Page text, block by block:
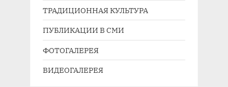
з
а
п
и
с
ь
ТРАДИЦИОННАЯ КУЛЬТУРА
ПУБЛИКАЦИИ В СМИ
ФОТОГАЛЕРЕЯ
ВИДЕОГАЛЕРЕЯ